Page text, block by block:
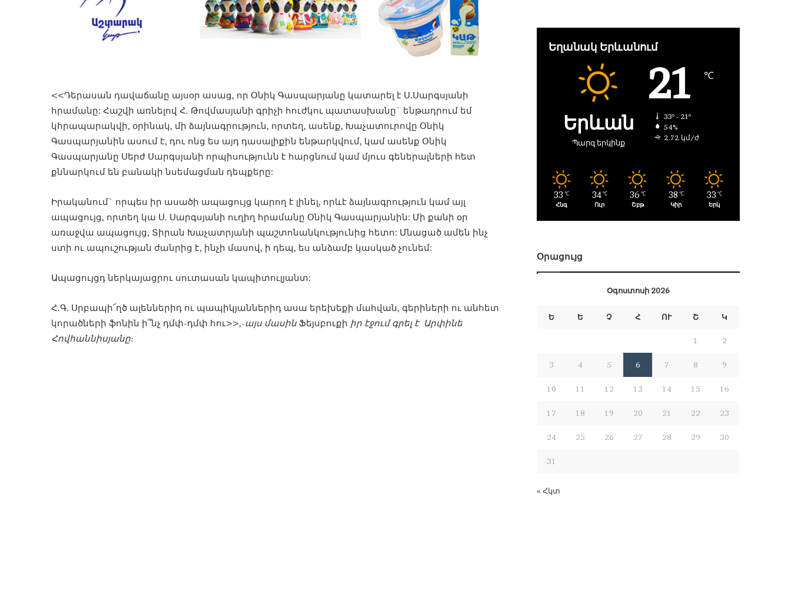
<<Դերասան դավաճանը այսօր ասաց, որ Օնիկ Գասպարյանը կատարել է Ս.Սարգսյանի
հրամանը: Հաշվի առնելով Հ. Թովմասյանի գրիչի հուժկու պատասխանը` ենթադրում եմ
կհրապարակվի, օրինակ, մի ձայնագրություն, որտեղ, ասենք, Խաչատուրովը Օնիկ
Գասպարյանին ասում է, դու ոնց ես այդ դասալիքին ենթարկվում, կամ ասենք Օնիկ
Գասպարյանը Սերժ Սարգսյանի որպիսությունն է հարցնում կամ մյուս գեներալների հետ
քննարկում են բանակի նսեմացման դեպքերը:
Իրականում` որպես իր ասածի ապացույց կարող է լինել, որևէ ձայնագրություն կամ այլ
ապացույց, որտեղ կա Ս. Սարգսյանի ուղիղ հրամանը Օնիկ Գասպարյանին: Մի քանի օր
առաջվա ապացույց, Տիրան Խաչատրյանի պաշտոնանկությունից հետո: Մնացած ամեն ինչ
ստի ու ապուշության ժանրից է, ինչի մասով, ի դեպ, ես անձամբ կասկած չունեմ:
Ապացույցդ ներկայացրու սուտասան կապիտուլյանտ:
Հ.Գ. Սրբապի՜ղծ ալեններիդ ու պապիկյաններիդ ասա երեխեքի մահվան, գերիների ու անհետ
կորածների ֆոնին ի՞նչ դմփ-դմփ հու>>,-այս մասին Ֆեյսբուքի իր էջում գրել է Արփինե
Հովհաննիսյանը։
Եղանակ Երևանում
Երևան
Պարզ երկինք
21 ℃
33º - 21º
54%
2.72 կմ/ժ
33 ℃
Հնգ
34 ℃
Ուր
36 ℃
Շբթ
38 ℃
Կիր
33 ℃
Երկ
Օրացույց
Օգոստոսի 2026
Ե Ե Չ Հ ՈՒ Շ Կ
1 2
3 4 5 6 7 8 9
10 11 12 13 14 15 16
17 18 19 20 21 22 23
24 25 26 27 28 29 30
31
« Հկտ